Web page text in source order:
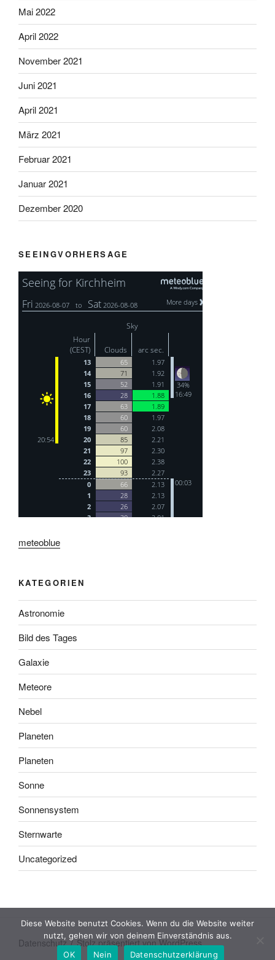
Mai 2022
April 2022
November 2021
Juni 2021
April 2021
März 2021
Februar 2021
Januar 2021
Dezember 2020
SEEINGVORHERSAGE
meteoblue
KATEGORIEN
Astronomie
Bild des Tages
Galaxie
Meteore
Nebel
Planeten
Planeten
Sonne
Sonnensystem
Sternwarte
Uncategorized
Datenschutz Stolz präsentiert von WordPress
Diese Website benutzt Cookies. Wenn du die Website weiter
nutzt, gehen wir von deinem Einverständnis aus.
OK
Nein Datenschutzerklärung